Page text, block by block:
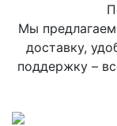
Мы
доставку,
поддержку –